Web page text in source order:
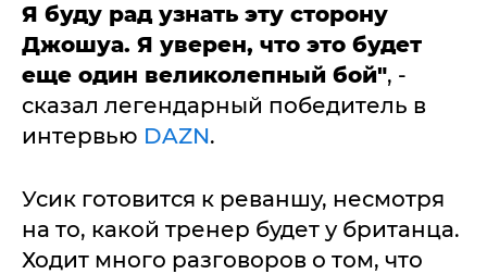
Я буду рад узнать эту сторону
Джошуа. Я уверен, что это будет
еще один великолепный бой", -
сказал легендарный победитель в
интервью DAZN.
Усик готовится к реваншу, несмотря
на то, какой тренер будет у британца.
Ходит много разговоров о том, что